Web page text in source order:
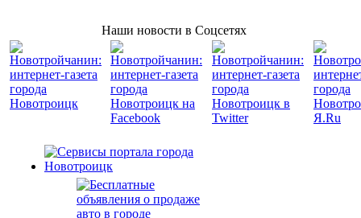
Наши новости в Соцсетях